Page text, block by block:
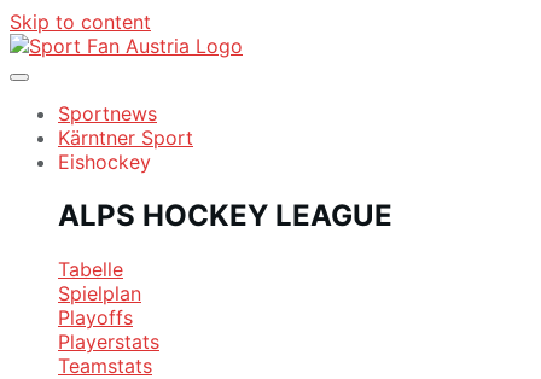
Skip to content
Sportnews
Kärntner Sport
Eishockey
ALPS HOCKEY LEAGUE
Tabelle
Spielplan
Playoffs
Playerstats
Teamstats